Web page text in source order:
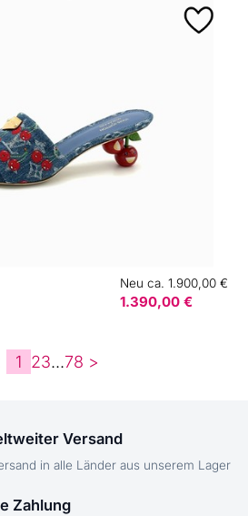
Neu ca. 1.900,00 €
1.390,00 €
1 23...78 >
Versand
in alle Länder aus unserem Lager
Zahlung